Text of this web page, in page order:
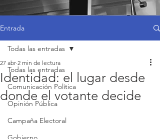
Entrada
Todas las entradas
Comunicación Política
Opinión Pública
Campaña Electoral
Todas las entradas
Identidad: el lugar desde
donde el votante decide
27 abr 2 min de lectura